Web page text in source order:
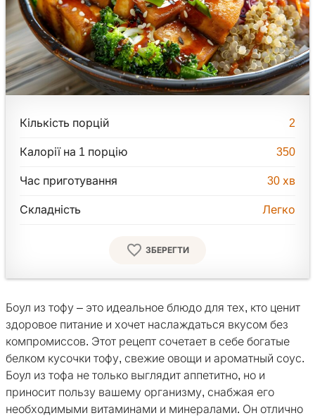
Кількість порцій 2
Калорії на 1 порцію 350
Час приготування 30 хв
Складність Легко
ЗБЕРЕГТИ
Боул из тофу – это идеальное блюдо для тех, кто ценит
здоровое питание и хочет наслаждаться вкусом без
компромиссов. Этот рецепт сочетает в себе богатые
белком кусочки тофу, свежие овощи и ароматный соус.
Боул из тофа не только выглядит аппетитно, но и
приносит пользу вашему организму, снабжая его
необходимыми витаминами и минералами. Он отлично